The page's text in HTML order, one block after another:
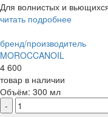
Для волнистых и
читать подробнее
бренд/производитель
MOROCCANOIL
4 600
товар в наличии
Объём: 300 мл
-